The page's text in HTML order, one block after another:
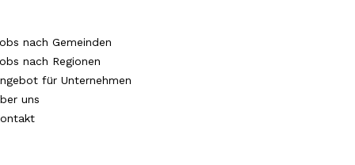
nach Gemeinden
nach Regionen
für Unternehmen
uns